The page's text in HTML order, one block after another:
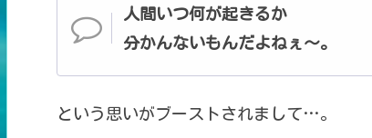
人間いつ何が起きるか
分かんないもんだよねぇ～。
という思いがブーストされまして…。